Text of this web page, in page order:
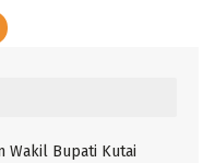
Wakil Bupati Kutai